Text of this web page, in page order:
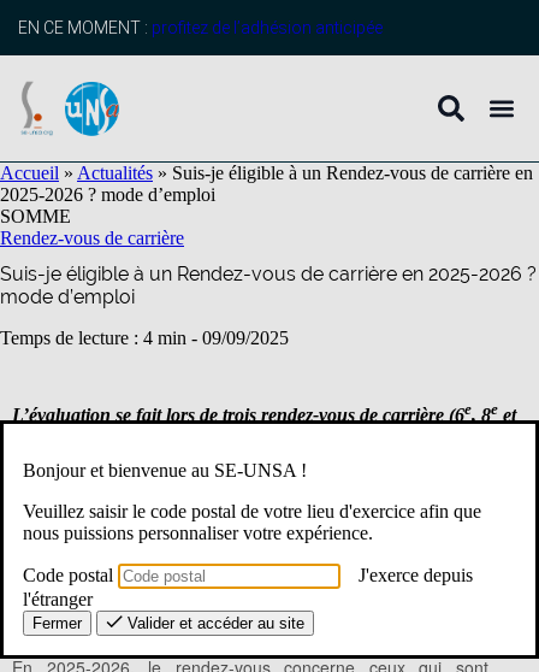
principal
EN CE MOMENT : profitez de l’adhésion anticipée
Accueil » Actualités » Suis-je éligible à un Rendez-vous de carrière en
2025-2026 ? mode d’emploi
SOMME
Rendez-vous de carrière
Suis-je éligible à un Rendez-vous de carrière en 2025-2026 ?
mode d’emploi
Temps de lecture : 4 min - 09/09/2025
L’évaluation se fait lors de trois rendez-vous de carrière (6e, 8e et
échelons 7 et 9 ainsi que l’accès à la hors-classe.
Ils doivent être des moments d’échange sur les compétences
acquises, sur la formation et sur les perspectives d’évolution
professionnelle.
Qui est concerné ?
Bonjour et bienvenue au SE-UNSA !
Veuillez saisir le code postal de votre lieu d'exercice afin que
nous puissions personnaliser votre expérience.
Code postal
J'exerce depuis
l'étranger
Fermer Valider et accéder au site